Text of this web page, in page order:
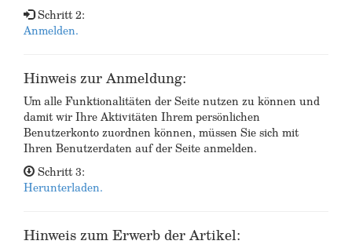
Schritt 2:
Anmelden.
Hinweis zur Anmeldung:
Um alle Funktionalitäten der Seite nutzen zu können und
damit wir Ihre Aktivitäten Ihrem persönlichen
Benutzerkonto zuordnen können, müssen Sie sich mit
Ihren Benutzerdaten auf der Seite anmelden.
Schritt 3:
Herunterladen.
Hinweis zum Erwerb der Artikel: